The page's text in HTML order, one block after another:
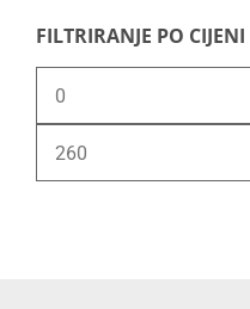
FILTRIRANJE PO CIJENI